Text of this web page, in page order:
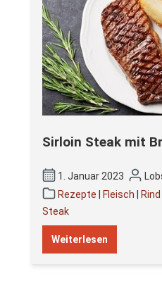
Sirloin Steak mit
1. Januar 2023
Rezepte
Fleisch Rind
Steak
Weiterlesen